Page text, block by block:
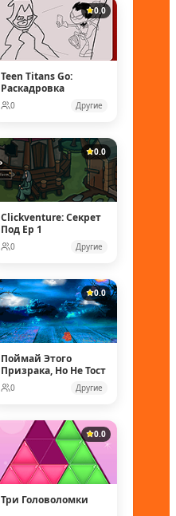
0.0
Teen Titans Go:
Раскадровка
0 Другие
0.0
Clickventure: Секрет
Под Ep 1
0 Другие
0.0
Поймай Этого
Призрака, Но Не Тост
0 Другие
0.0
Три Головоломки